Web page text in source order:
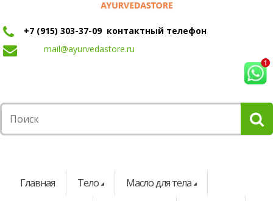
+7 (915) 303-37-09 контактный телефон
mail@ayurvedastore.ru
Главная Тело
Масло для тела